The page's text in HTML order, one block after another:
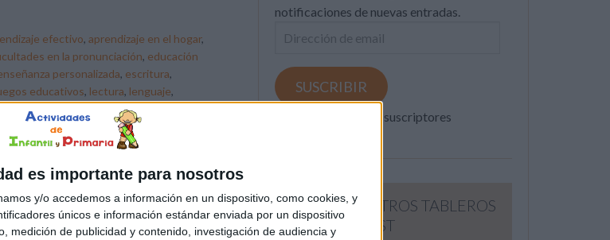
es importante para nosotros
y/o accedemos a información en un dispositivo, como cookies, y
únicos e información estándar enviada por un dispositivo
medición de publicidad y contenido, investigación de audiencia y
efectivo, aprendizaje en el hogar,
en la pronunciación, educación
personalizada, escritura,
educativos, lectura, lenguaje,
visual palabras escritas
Tarjetas ,técnicas de enseñanza
notificaciones de nuevas entradas.
Dirección
email
SUSCRIBIR
Únete a otros 371K suscriptores
SIGUE NUESTROS TABLEROS
EN PINTEREST